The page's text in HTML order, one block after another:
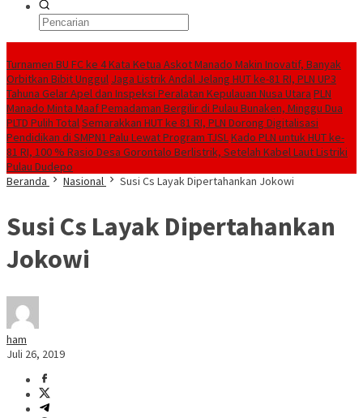
Turnamen BU FC ke 4 Kata Ketua Askot Manado Makin Inovatif, Banyak
Orbitkan Bibit Unggul Jaga Listrik Andal Jelang HUT ke-81 RI, PLN UP3
Tahuna Gelar Apel dan Inspeksi Peralatan Kepulauan Nusa Utara PLN
Manado Minta Maaf Pemadaman Bergilir di Pulau Bunaken, Minggu Dua
PLTD Pulih TotalSemarakkan HUT ke 81 RI, PLN Dorong Digitalisasi
Pendidikan di SMPN1 Palu Lewat Program TJSLKado PLN untuk HUT ke-
81 RI, 100 % Rasio Desa Gorontalo Berlistrik, Setelah Kabel Laut Listriki
Pulau Dudepo
Beranda
Nasional Susi Cs Layak Dipertahankan Jokowi
Susi Cs Layak Dipertahankan
Jokowi
ham
Juli 26, 2019